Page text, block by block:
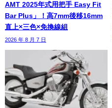
AMT 2025年式用把手 Easy Fit
Bar Plus」！高7mm後移16mm
直上×三色×免換線組
2026 年 8 月 7 日